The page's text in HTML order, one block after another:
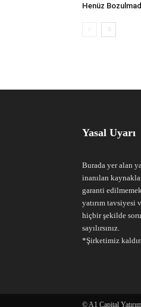
Henüz
Yasal Uyarı
Burada yer alan
inanılan
garanti
yatırım tavsiyesi
hiçbir şekilde
sayılırsınız.
*Şirketimiz
© A1 Capital